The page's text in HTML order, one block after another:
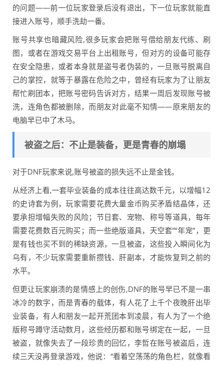
的问题——前一位玩家登录后没有退出，下一位玩家就能直
接进入账号，顺手洗劫一番。
账号共享也暗藏风险,很多玩家会把账号借给朋友代练、刷
图，或者在游戏交易平台上出租账号，但对方的设备可能存
在安全隐患，或者本身就是盗号者伪装的，一旦账号脱离自
己的掌控，就等于暴露在危险之中，曾经有玩家为了让朋友
帮忙刷团本，把账号密码告诉对方，结果一周后发现账号被
洗，连角色都被删除，而朋友对此毫不知情——原来朋友的
电脑早已中了木马。
被盗之后：不止是装备，更是青春的崩塌
对于DNF玩家来说,账号被盗的损失远不止是金钱。
从经济上看,一套毕业装备的成本往往高达数千元，以增幅12
的史诗套为例，玩家需要花费大量金币购买矛盾结晶体，还
要承担增幅失败的风险；节日套、宠物、称号等道具，每年
需要花费数百元购买；而一些绝版道具，天空套”“年宠”，更
是有钱也买不到的稀缺资源，一旦被盗，这些投入瞬间化为
乌有，不少玩家需要重新攒钱、肝副本，才能恢复到之前的
水平。
但更让玩家崩溃的是情感上的创伤,DNF的账号早已不是一串
冰冷的数字，而是青春的载体，有人花了上千个夜晚肝出毕
业装备，有人和朋友一起开荒团本到凌晨，有人为了一个绝
版称号蹲守活动数月，这些经历都和账号绑定在一起，一旦
被盗，就像失去了一段珍贵的回忆，李哲在账号被盗后，连
续三天没再登录游戏，他说：“看着空荡荡的角色栏，就像看